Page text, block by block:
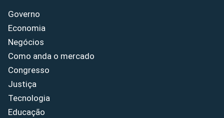
Governo
Economia
Negócios
Como anda o mercado
Congresso
Justiça
Tecnologia
Educação